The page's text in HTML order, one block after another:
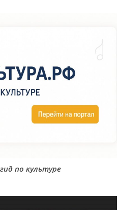
по культуре